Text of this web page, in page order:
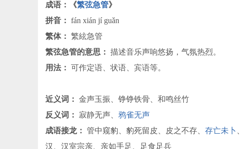
成语：《繁弦急管》
拼音： fán xián jí guǎn
繁体： 繁絃急管
繁弦急管的意思： 描述音乐声响悠扬，气氛热烈。
用法： 可作定语、状语、宾语等。
近义词： 金声玉振、铮铮铁骨、和鸣丝竹
反义词：
寂静无声、 鸦雀无声
成语接龙： 管中窥豹、豹死留皮、皮之不存、 存亡未卜
汉、汉室宗亲、亲如手足、足食足兵